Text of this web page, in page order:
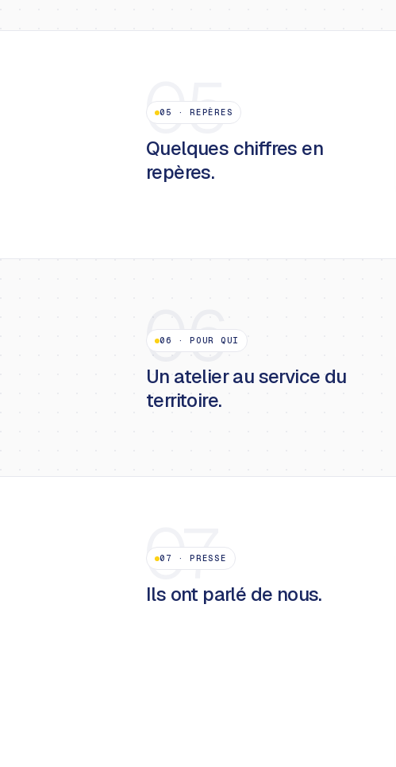
05
05 ·REPÈRES
Quelques chiffres en
repères.
06
06 ·POUR QUI
Un atelier au service du
territoire.
07
07 ·PRESSE
Ils ont parlé de nous.